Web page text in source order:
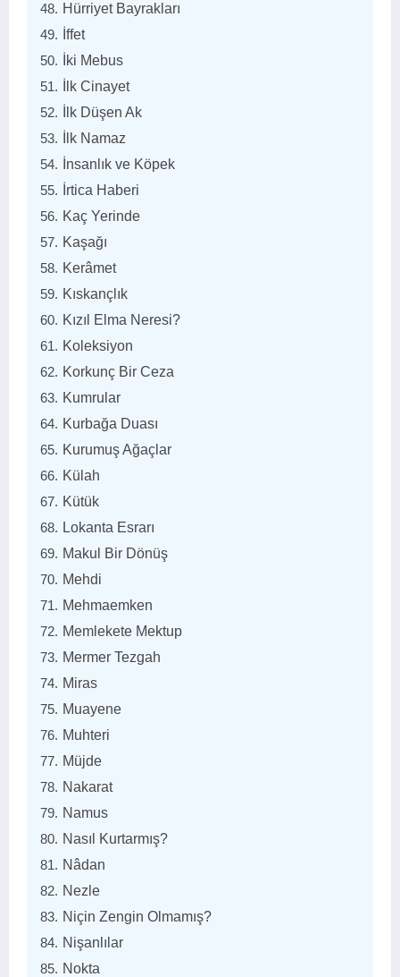
Hürriyet Bayrakları
İffet
İki Mebus
İlk Cinayet
İlk Düşen Ak
İlk Namaz
İnsanlık ve Köpek
İrtica Haberi
Kaç Yerinde
Kaşağı
Kerâmet
Kıskançlık
Kızıl Elma Neresi?
Koleksiyon
Korkunç Bir Ceza
Kumrular
Kurbağa Duası
Kurumuş Ağaçlar
Külah
Kütük
Lokanta Esrarı
Makul Bir Dönüş
Mehdi
Mehmaemken
Memlekete Mektup
Mermer Tezgah
Miras
Muayene
Muhteri
Müjde
Nakarat
Namus
Nasıl Kurtarmış?
Nâdan
Nezle
Niçin Zengin Olmamış?
Nişanlılar
Nokta